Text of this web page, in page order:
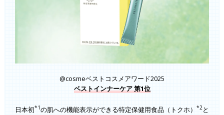
@cosmeベストコスメアワード2025
ベストインナーケア 第1位
日本初*1の肌への機能表示ができる特定保健用食品（トクホ） *2 と